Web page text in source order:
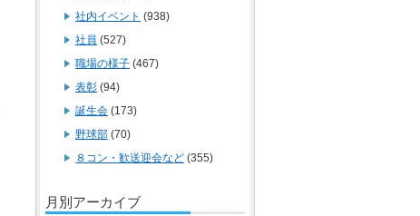
社内イベント (938)
社員 (527)
職場の様子 (467)
表彰 (94)
誕生会 (173)
野球部 (70)
８コン・歓送迎会など (355)
月別アーカイブ